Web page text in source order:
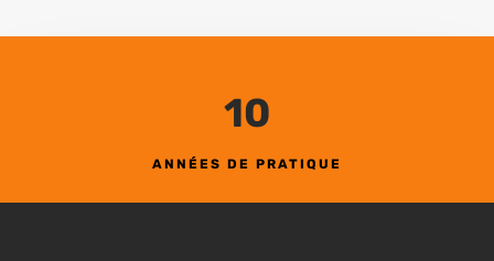
10
ANNÉES DE PRATIQUE